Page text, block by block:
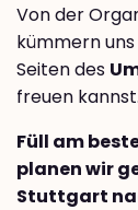
Von der
kümmern
Seiten des
freuen kannst.
Füll am
planen wir
Stuttgart